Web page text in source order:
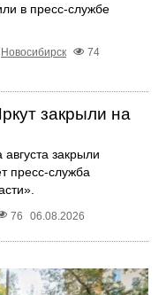
в пресс-службе
Новосибирск
74
закрыли на
закрыли
пресс‑служба
76 06.08.2026